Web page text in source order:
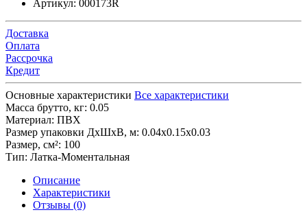
Артикул: 000173R
Доставка
Оплата
Рассрочка
Кредит
Основные характеристики Все характеристики
Масса брутто, кг: 0.05
Материал: ПВХ
Размер упаковки ДхШхВ, м: 0.04x0.15x0.03
Размер, см²: 100
Тип: Латка-Моментальная
Описание
Характеристики
Отзывы (0)